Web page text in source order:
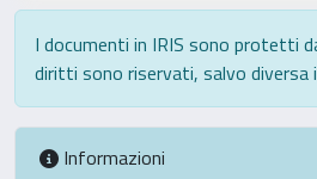
I documenti in IRIS sono protetti
diritti sono riservati, salvo diversa
Informazioni